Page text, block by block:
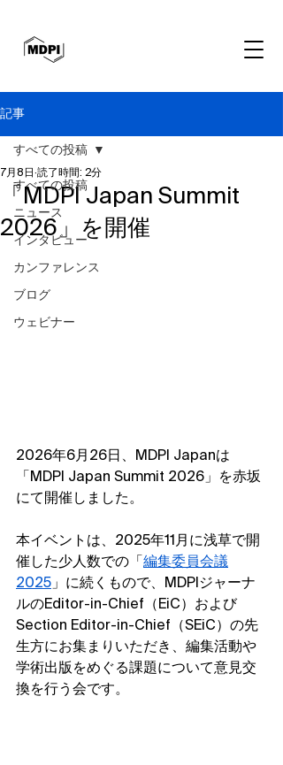
記事
すべての投稿
ニュース
インタビュー
カンファレンス
ブログ
ウェビナー
すべての投稿
「MDPI Japan Summit
2026」を開催
7月8日 読了時間: 2分
2026年6月26日、MDPI Japanは
「MDPI Japan Summit 2026」を赤坂
にて開催しました。
本イベントは、2025年11月に浅草で開
催した少人数での「 編集委員会議
2025」に続くもので、MDPIジャーナ
ルのEditor-in-Chief（EiC）および
Section Editor-in-Chief（SEiC）の先
生方にお集まりいただき、編集活動や
学術出版をめぐる課題について意見交
換を行う会です。